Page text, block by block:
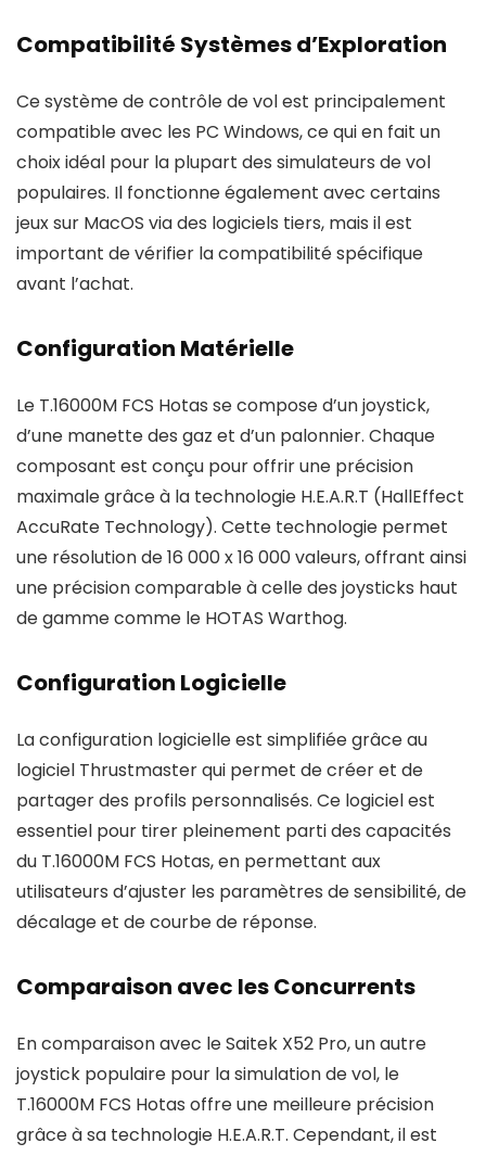
Compatibilité Systèmes d’Exploration
Ce système de contrôle de vol est principalement
compatible avec les PC Windows, ce qui en fait un
choix idéal pour la plupart des simulateurs de vol
populaires. Il fonctionne également avec certains
jeux sur MacOS via des logiciels tiers, mais il est
important de vérifier la compatibilité spécifique
avant l’achat.
Configuration Matérielle
Le T.16000M FCS Hotas se compose d’un joystick,
d’une manette des gaz et d’un palonnier. Chaque
composant est conçu pour offrir une précision
maximale grâce à la technologie H.E.A.R.T (HallEffect
AccuRate Technology). Cette technologie permet
une résolution de 16 000 x 16 000 valeurs, offrant ainsi
une précision comparable à celle des joysticks haut
de gamme comme le HOTAS Warthog.
Configuration Logicielle
La configuration logicielle est simplifiée grâce au
logiciel Thrustmaster qui permet de créer et de
partager des profils personnalisés. Ce logiciel est
essentiel pour tirer pleinement parti des capacités
du T.16000M FCS Hotas, en permettant aux
utilisateurs d’ajuster les paramètres de sensibilité, de
décalage et de courbe de réponse.
Comparaison avec les Concurrents
En comparaison avec le Saitek X52 Pro, un autre
joystick populaire pour la simulation de vol, le
T.16000M FCS Hotas offre une meilleure précision
grâce à sa technologie H.E.A.R.T. Cependant, il est